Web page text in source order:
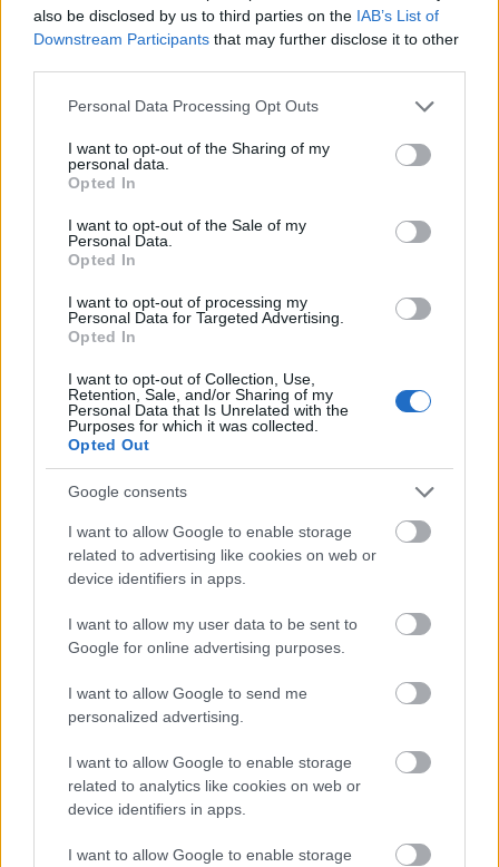
also be disclosed by us to third parties on the IAB’s List of
Downstream Participants that may further disclose it to other
Please note that this website/app uses one or more Google
not limited to your visit or usage behaviour. You may click to
grant or deny consent to Google and its third-party tags to
use your data for below specified purposes in below Google
consent section.
Personal Data Processing Opt Outs
I want to opt-out of the Sharing of my
personal data.
Opted In
I want to opt-out of the Sale of my
Personal Data.
Opted In
I want to opt-out of processing my
Personal Data for Targeted Advertising.
Opted In
I want to opt-out of Collection, Use,
Retention, Sale, and/or Sharing of my
Personal Data that Is Unrelated with the
Purposes for which it was collected.
Opted Out
Google consents
I want to allow Google to enable storage
related to advertising like cookies on web or
device identifiers in apps.
I want to allow my user data to be sent to
Google for online advertising purposes.
I want to allow Google to send me
personalized advertising.
I want to allow Google to enable storage
related to analytics like cookies on web or
device identifiers in apps.
I want to allow Google to enable storage
Julia Fox ismét szettje ismét nagyot megy
Rachpoot/Bauer-Griffin/Getty Images
bennünket az ámulatba ejtő szettekhez. Legutóbb
egy övekből készítettkis feketével nyűgözött le
minket, de láthattunk rajta köldökmutogató
meztelenruhát, valamint életnagyságúnői test
táskátis.
Mik a szezon legmenőbb
darabjai? Mutatjuk!
Íme egy nyári ajándék a szerelmednek, amivel
Visszatért a 2000-es évek legnagyobb trendje:
megint hódít a mikromini
Tarol a francia stílus: íme 6 trendi farmer 15000
forint alatt